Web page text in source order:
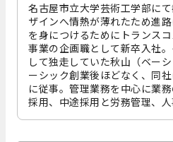
名古屋市立大学芸術工学部に
ザインへ情熱が薄れたため進
を身につけるためにトランス
事業の企画職として新卒入社
して独走していた秋山（ベー
ーシック創業後ほどなく、同
に従事。管理業務を中心に業
採用、中途採用と労務管理、人